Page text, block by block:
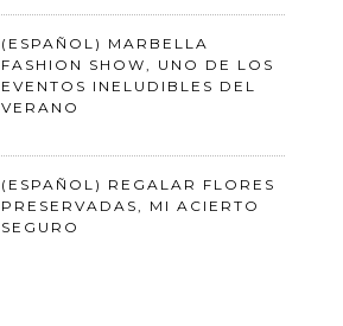
(ESPAÑOL) MARBELLA
FASHION SHOW, UNO DE LOS
EVENTOS INELUDIBLES DEL
VERANO
(ESPAÑOL) REGALAR FLORES
PRESERVADAS, MI ACIERTO
SEGURO